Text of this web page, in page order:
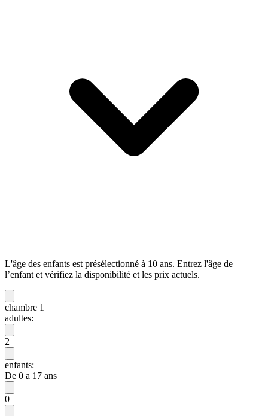
L'âge des enfants est présélectionné à 10 ans. Entrez l'âge de
l’enfant et vérifiez la disponibilité et les prix actuels.
chambre 1
adultes:
2
enfants:
De 0 a 17 ans
0